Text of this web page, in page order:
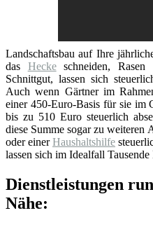
Landschaftsbau auf Ihre
das Heckeschneiden, Rasen
Schnittgut, lassen sich
Auch wenn Gärtner im
einer 450-Euro-Basis für sie im
bis zu 510 Euro steuerlich
diese Summe sogar zu weiteren
oder einerHaushaltshilfe
lassen sich im Idealfall
Dienstleistungen
Nähe: